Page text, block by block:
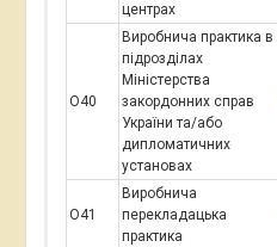
центрах
О40
Виробнича практика в
підрозділах
Міністерства
закордонних справ
України та/або
дипломатичних
установах
О41
Виробнича
перекладацька
практика